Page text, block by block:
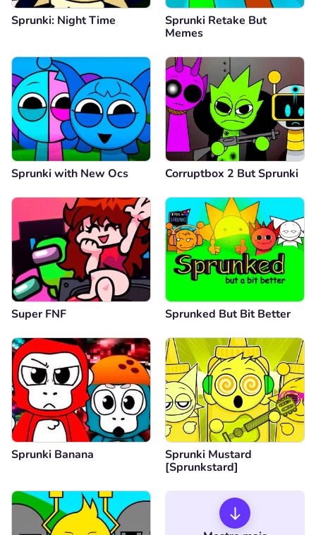
Sprunki: Night Time
Sprunki Retake But
Memes
Sprunki with New Ocs Corruptbox 2 But Sprunki
Super FNF Sprunked But Bit Better
Sprunki Banana
Sprunki Mustard
[Sprunkstard]